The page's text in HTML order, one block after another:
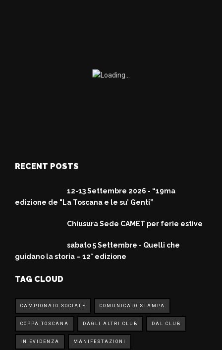
RECENT POSTS
12-13 Settembre 2026 - “19ma
edizione de "La Toscana e le su’ Genti”
Chiusura Sede CAMET per ferie estive
sabato 5 Settembre - Quelli che
guidano la storia – 12° edizione
TAG CLOUD
CAMPIONATO SOCIALE COMUNICATO STAMPA
COPPA TOSCANA DAGLI ALTRI CLUB DAL CLUB
IN EVIDENZA MANIFESTAZIONI